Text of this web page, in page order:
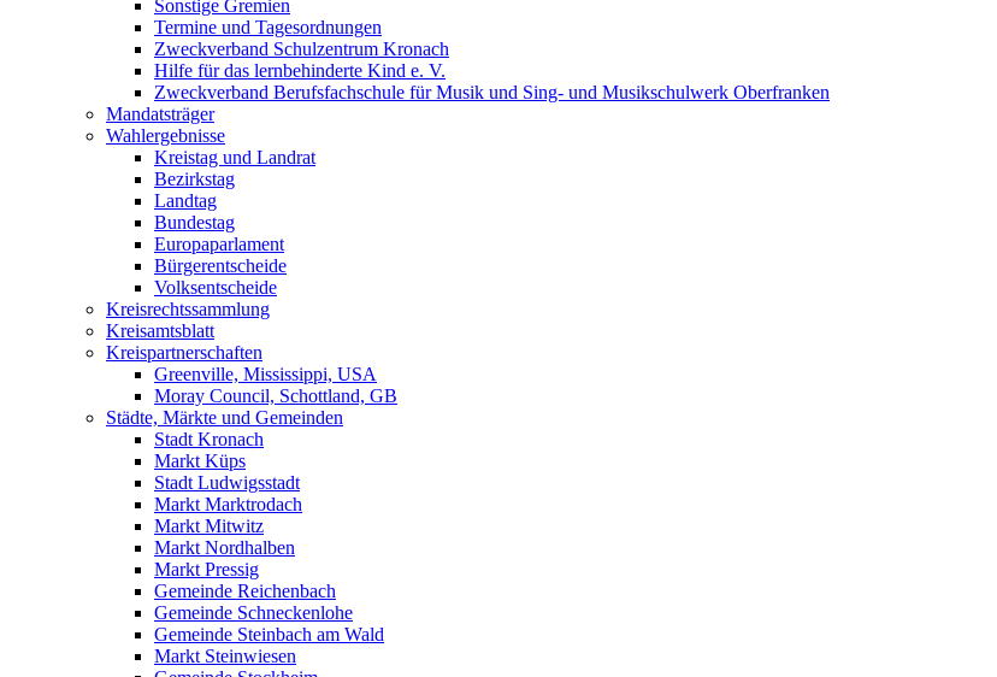
Sonstige Gremien
Termine und Tagesordnungen
Zweckverband Schulzentrum Kronach
Hilfe für das lernbehinderte Kind e. V.
Zweckverband Berufsfachschule für Musik und Sing- und Musikschulwerk Oberfranken
Mandatsträger
Wahlergebnisse
Kreistag und Landrat
Bezirkstag
Landtag
Bundestag
Europaparlament
Bürgerentscheide
Volksentscheide
Kreisrechtssammlung
Kreisamtsblatt
Kreispartnerschaften
Greenville, Mississippi, USA
Moray Council, Schottland, GB
Städte, Märkte und Gemeinden
Stadt Kronach
Markt Küps
Stadt Ludwigsstadt
Markt Marktrodach
Markt Mitwitz
Markt Nordhalben
Markt Pressig
Gemeinde Reichenbach
Gemeinde Schneckenlohe
Gemeinde Steinbach am Wald
Markt Steinwiesen